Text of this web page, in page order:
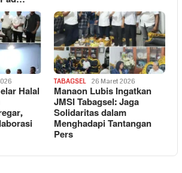
Halal
TABAGSEL 26 Maret 2026
Manaon Lubis Ingatkan
JMSI Tabagsel: Jaga
Solidaritas dalam
Menghadapi Tantangan
Pers